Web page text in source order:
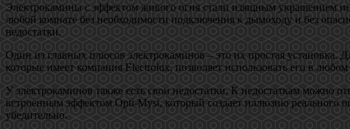
Электрокамины с эффектом живого огня стали изящным украшением
любой комнате без необходимости подключения к дымоходу и без
недостатки.
Один из главных плюсов электрокаминов – это их простая установка.
которые имеет компания Electrolux, позволяет использовать его в
У электрокаминов также есть свои недостатки. К недостаткам можно
встроенным эффектом Opti-Myst, который создает иллюзию реального
убедительно.